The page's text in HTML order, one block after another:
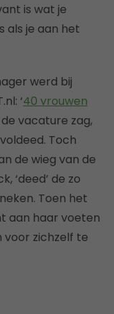
is wat je
als je aan het
werd bij
‘40 vrouwen
de vacature zag,
Toch
de wieg van de
‘deed’ de zo
Toen het
aan haar voeten
voor zichzelf te